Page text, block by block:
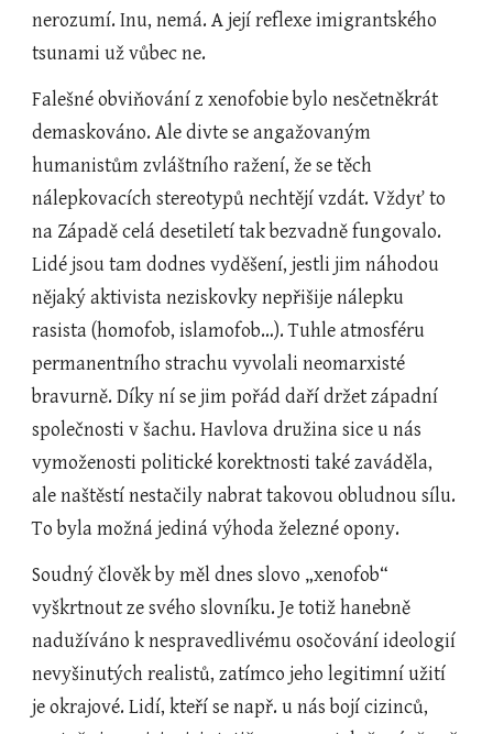
nerozumí. Inu, nemá. A její reflexe imigrantského
tsunami už vůbec ne.
Falešné obviňování z xenofobie bylo nesčetněkrát
demaskováno. Ale divte se angažovaným
humanistům zvláštního ražení, že se těch
nálepkovacích stereotypů nechtějí vzdát. Vždyť to
na Západě celá desetiletí tak bezvadně fungovalo.
Lidé jsou tam dodnes vyděšení, jestli jim náhodou
nějaký aktivista neziskovky nepřišije nálepku
rasista (homofob, islamofob…). Tuhle atmosféru
permanentního strachu vyvolali neomarxisté
bravurně. Díky ní se jim pořád daří držet západní
společnosti v šachu. Havlova družina sice u nás
vymoženosti politické korektnosti také zaváděla,
ale naštěstí nestačily nabrat takovou obludnou sílu.
To byla možná jediná výhoda železné opony.
Soudný člověk by měl dnes slovo „xenofob“
vyškrtnout ze svého slovníku. Je totiž hanebně
nadužíváno k nespravedlivému osočování ideologií
nevyšinutých realistů, zatímco jeho legitimní užití
je okrajové. Lidí, kteří se např. u nás bojí cizinců,